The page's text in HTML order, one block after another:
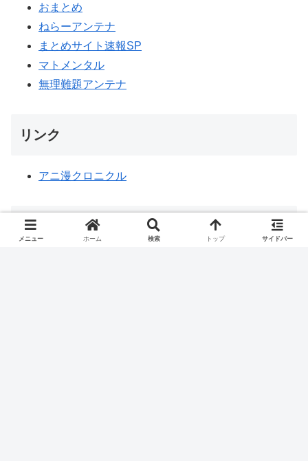
おまとめ
ねらーアンテナ
まとめサイト速報SP
マトメンタル
無理難題アンテナ
リンク
アニ漫クロニクル
SNSフォローボタン
メニュー ホーム 検索 トップ サイドバー